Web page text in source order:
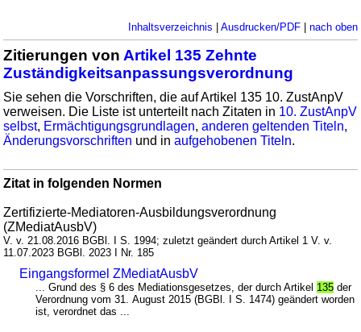
Inhaltsverzeichnis Ausdrucken/PDF| nach oben
Zitierungen von Artikel 135 Zehnte
Zuständigkeitsanpassungsverordnung
Sie sehen die Vorschriften, die auf Artikel 135 10. ZustAnpV
verweisen. Die Liste ist unterteilt nach Zitaten in 10. ZustAnpV
selbst, Ermächtigungsgrundlagen,anderen geltenden Titeln,
Änderungsvorschriften und inaufgehobenen Titeln.
Zitat in folgenden Normen
Zertifizierte-Mediatoren-Ausbildungsverordnung
(ZMediatAusbV)
V. v. 21.08.2016 BGBl. I S. 1994; zuletzt geändert durch Artikel 1 V. v.
11.07.2023 BGBl. 2023 I Nr. 185
Eingangsformel ZMediatAusbV
... Grund des § 6 des Mediationsgesetzes, der durch Artikel 135 der
Verordnung vom 31. August 2015 (BGBl. I S. 1474) geändert worden
ist, verordnet das ...